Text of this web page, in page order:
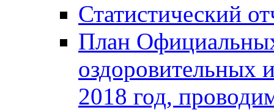
Статистический
План
оздоровительных
2018 год,